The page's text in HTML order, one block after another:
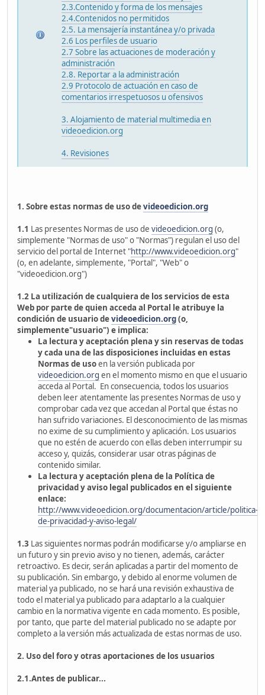
2.3.Contenido y forma de los mensajes
2.4.Contenidos no permitidos
2.5. La mensajería instantánea y/o privada
2.6 Los perfiles de usuario
2.7 Sobre las actuaciones de moderación y
administración
2.8. Reportar a la administración
2.9 Protocolo de actuación en caso de
comentarios irrespetuosos u ofensivos
3. Alojamiento de material multimedia en
videoedicion.org
4. Revisiones
1. Sobre estas normas de uso devideoedicion.org
1.1 Las presentes Normas de uso de videoedicion.org (o,
simplemente "Normas de uso" o "Normas") regulan el uso del
servicio del portal de Internet "http://www.videoedicion.org"
(o, en adelante, simplemente, "Portal", "Web" o
"videoedicion.org")
1.2 La utilización de cualquiera de los servicios de esta
Web por parte de quien acceda al Portal le atribuye la
condición de usuario devideoedicion.org(o,
simplemente"usuario") e implica:
La lectura y aceptación plena y sin reservas de todas
y cada una de las disposiciones incluidas en estas
Normas de usoen la versión publicada por
videoedicion.org en el momento mismo en que el usuario
acceda al Portal. En consecuencia, todos los usuarios
deben leer atentamente las presentes Normas de uso y
comprobar cada vez que accedan al Portal que éstas no
han sufrido variaciones. El desconocimiento de las mismas
no exime de su cumplimiento y aplicación. Los usuarios
que no estén de acuerdo con ellas deben interrumpir su
acceso y, quizás, considerar usar otras páginas de
contenido similar.
La lectura y aceptación plena de la Política de
privacidad y aviso legal publicados en el siguiente
enlace:
http://www.videoedicion.org/documentacion/article/politica-
de-privacidad-y-aviso-legal/
1.3 Las siguientes normas podrán modificarse y/o ampliarse en
un futuro y sin previo aviso y no tienen, además, carácter
retroactivo. Es decir, serán aplicadas a partir del momento de
su publicación. Sin embargo, y debido al enorme volumen de
material ya publicado, no se hará una revisión exhaustiva de
todo el material ya publicado para adaptarlo a la cualquier
cambio en la normativa vigente en cada momento. Es posible,
por tanto, que parte del material publicado no se adapte por
completo a la versión más actualizada de estas normas de uso.
2. Uso del foro y otras aportaciones de los usuarios
2.1.Antes de publicar...